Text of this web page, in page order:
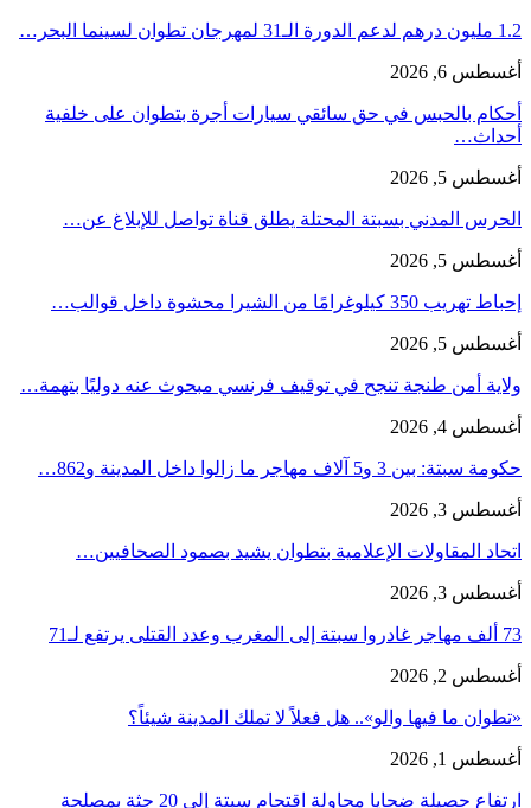
1.2 مليون درهم لدعم الدورة الـ31 لمهرجان تطوان لسينما البحر…
أغسطس 6, 2026
أحكام بالحبس في حق سائقي سيارات أجرة بتطوان على خلفية
أحداث…
أغسطس 5, 2026
الحرس المدني بسبتة المحتلة يطلق قناة تواصل للإبلاغ عن…
أغسطس 5, 2026
إحباط تهريب 350 كيلوغرامًا من الشيرا محشوة داخل قوالب…
أغسطس 5, 2026
ولاية أمن طنجة تنجح في توقيف فرنسي مبحوث عنه دوليًا بتهمة…
أغسطس 4, 2026
حكومة سبتة: بين 3 و5 آلاف مهاجر ما زالوا داخل المدينة و862…
أغسطس 3, 2026
اتحاد المقاولات الإعلامية بتطوان يشيد بصمود الصحافيين…
أغسطس 3, 2026
73 ألف مهاجر غادروا سبتة إلى المغرب وعدد القتلى يرتفع لـ71
أغسطس 2, 2026
«تطوان ما فيها والو».. هل فعلاً لا تملك المدينة شيئاً؟
أغسطس 1, 2026
ارتفاع حصيلة ضحايا محاولة اقتحام سبتة إلى 20 جثة بمصلحة